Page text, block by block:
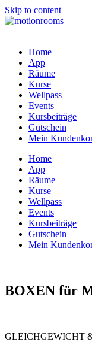
Skip to content
Home
App
Räume
Kurse
Wellpass
Events
Kursbeiträge
Gutschein
Mein
Home
App
Räume
Kurse
Wellpass
Events
Kursbeiträge
Gutschein
Mein
BOXEN für
GLEICHGEWICHT